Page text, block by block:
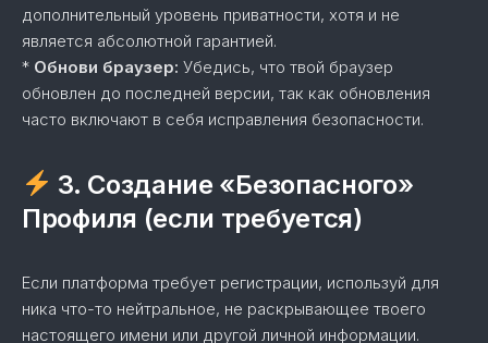
дополнительный уровень приватности, хотя и не
является абсолютной гарантией.
* Обнови браузер: Убедись, что твой браузер
обновлен до последней версии, так как обновления
часто включают в себя исправления безопасности.
3. Создание «Безопасного»
Профиля (если требуется)
Если платформа требует регистрации, используй для
ника что-то нейтральное, не раскрывающее твоего
настоящего имени или другой личной информации.